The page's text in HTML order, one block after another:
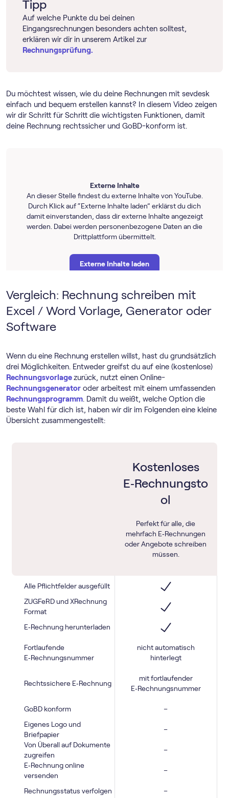
Tipp
Auf welche Punkte du bei deinen
Eingangsrechnungen besonders achten solltest,
erklären wir dir in unserem Artikel zur
Rechnungsprüfung.
Du möchtest wissen, wie du deine Rechnungen mit sevdesk
einfach und bequem erstellen kannst? In diesem Video zeigen
wir dir Schritt für Schritt die wichtigsten Funktionen, damit
deine Rechnung rechtssicher und GoBD-konform ist.
Externe Inhalte
An dieser Stelle findest du externe Inhalte von YouTube.
Durch Klick auf “Externe Inhalte laden” erklärst du dich
damit einverstanden, dass dir externe Inhalte angezeigt
werden. Dabei werden personenbezogene Daten an die
Drittplattform übermittelt.
Externe Inhalte laden
Weitere Informationen findest du in unserer
Datenschutzerklärung
und der Datenschutzerklärung
vonYouTube.
Vergleich: Rechnung schreiben mit
Excel / Word Vorlage, Generator oder
Software
Wenn du eine Rechnung erstellen willst, hast du grundsätzlich
drei Möglichkeiten. Entweder greifst du auf eine (kostenlose)
Rechnungsvorlagezurück, nutzt einen Online-
Rechnungsgenerator oder arbeitest mit einem umfassenden
Rechnungs­programm. Damit du weißt, welche Option die
beste Wahl für dich ist, haben wir dir im Folgenden eine kleine
Übersicht zusammengestellt:
Kostenloses
E‑Rechnungsto
ol
Perfekt für alle, die
mehrfach E‑Rechnungen
oder Angebote schreiben
müssen.
Alle Pflichtfelder ausgefüllt
ZUGFeRD und XRechnung
Format
E‑Rechnung herunterladen
Fortlaufende
E‑Rechnungsnummer
nicht automatisch
hinterlegt
Rechtssichere E‑Rechnung
mit fortlaufender
E‑Rechnungsnummer
GoBD konform
–
Eigenes Logo und
Briefpapier
–
Von Überall auf Dokumente
zugreifen
–
E‑Rechnung online
versenden
–
Rechnungsstatus verfolgen –